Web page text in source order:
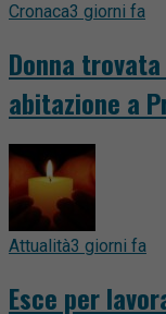
Cronaca3 giorni fa
Donna
abitazione a
Attualità3 giorni fa
Esce per